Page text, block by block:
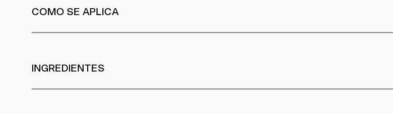
COMO SE APLICA
INGREDIENTES